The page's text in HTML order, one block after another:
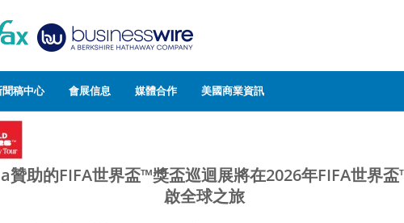
聞稿中心 會展信息 媒體合作 美國商業資訊
贊助的FIFA世界盃™獎盃巡迴展將在2026年FIFA世界
啟全球之旅